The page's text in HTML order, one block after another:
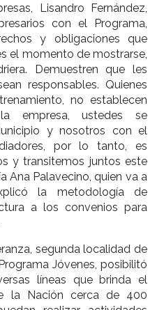
Lisandro Fernández,
con el Programa,
y obligaciones que
el momento de mostrarse,
Demuestren que les
responsables. Quienes
no establecen
empresa, ustedes se
y nosotros con el
por lo tanto, es
y transitemos juntos este
Ana Palavecino, quien va a
la metodología de
a los convenios para
segunda localidad de
Jóvenes, posibilitó
líneas que brinda el
la Nación cerca de 400